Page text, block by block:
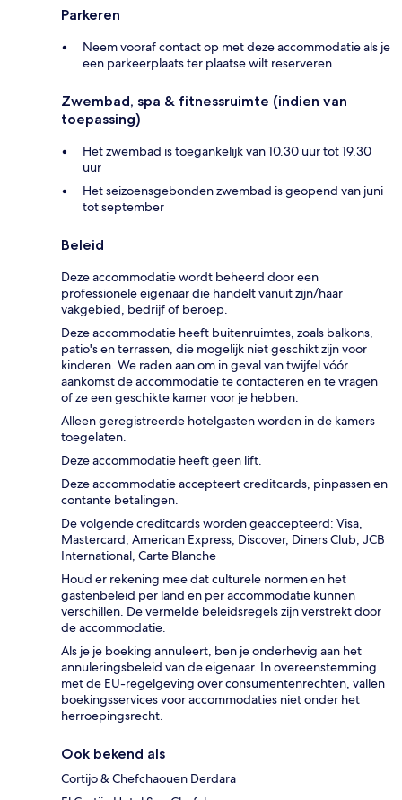
Parkeren
Neem vooraf contact op met deze accommodatie als je
een parkeerplaats ter plaatse wilt reserveren
Zwembad, spa & fitnessruimte (indien van
toepassing)
Het zwembad is toegankelijk van 10.30 uur tot 19.30
uur
Het seizoensgebonden zwembad is geopend van juni
tot september
Beleid
Deze accommodatie wordt beheerd door een
professionele eigenaar die handelt vanuit zijn/haar
vakgebied, bedrijf of beroep.
Deze accommodatie heeft buitenruimtes, zoals balkons,
patio's en terrassen, die mogelijk niet geschikt zijn voor
kinderen. We raden aan om in geval van twijfel vóór
aankomst de accommodatie te contacteren en te vragen
of ze een geschikte kamer voor je hebben.
Alleen geregistreerde hotelgasten worden in de kamers
toegelaten.
Deze accommodatie heeft geen lift.
Deze accommodatie accepteert creditcards, pinpassen en
contante betalingen.
De volgende creditcards worden geaccepteerd: Visa,
Mastercard, American Express, Discover, Diners Club, JCB
International, Carte Blanche
Houd er rekening mee dat culturele normen en het
gastenbeleid per land en per accommodatie kunnen
verschillen. De vermelde beleidsregels zijn verstrekt door
de accommodatie.
Als je je boeking annuleert, ben je onderhevig aan het
annuleringsbeleid van de eigenaar. In overeenstemming
met de EU-regelgeving over consumentenrechten, vallen
boekingsservices voor accommodaties niet onder het
herroepingsrecht.
Ook bekend als
Cortijo & Chefchaouen Derdara